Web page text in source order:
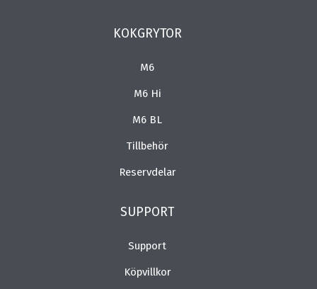
KOKGRYTOR
M6
M6 Hi
M6 BL
Tillbehör
Reservdelar
SUPPORT
Support
Köpvillkor